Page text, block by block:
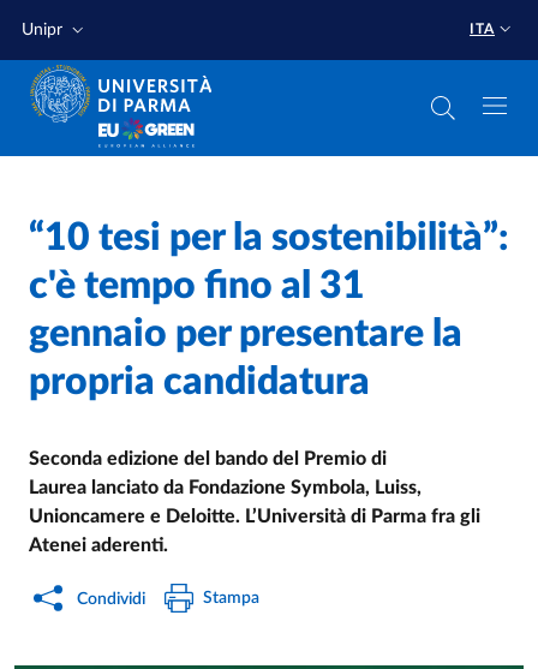
Unipr ITA
Home
Cerca una notizia /
“10 tesi per la sostenibilità”:
c'è tempo fino al 31
gennaio per presentare la
propria candidatura
Seconda edizione del bando del Premio di
Laurea lanciato da Fondazione Symbola, Luiss,
Unioncamere e Deloitte. L’Università di Parma fra gli
Atenei aderenti.
Condividi Stampa